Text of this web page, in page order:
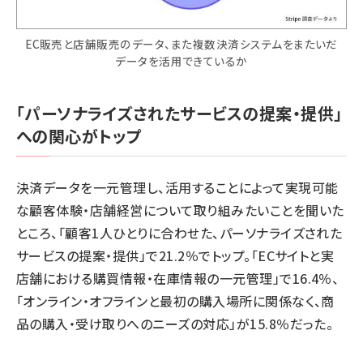
EC販売と店舗販売のデータ、また複数決済システムをまたいだ
データを活用できているか
「パーソナライズされたサービスの提案・提供」
への関心がトップ
決済データを一元管理し、活用することによって実現可能
な顧客体験・店舗経営について取り組みたいことを聞いた
ところ、「顧客1人ひとりに合わせた、パーソナライズされた
サービスの提案・提供」で21.2％でトップ。「ECサイトと実
店舗における購買情報・在庫情報の一元管理」で16.4％、
「オンライン・オフラインと最初の購入場所に関係なく、商
品の購入・受け取りへのニーズの対応」が15.8％だった。